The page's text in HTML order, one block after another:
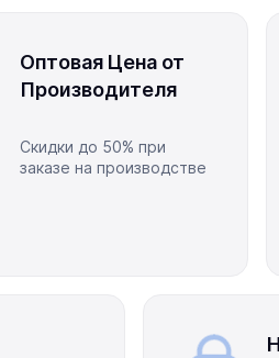
Оптовая Цена от
Производителя
Скидки до 50% при
заказе на производстве